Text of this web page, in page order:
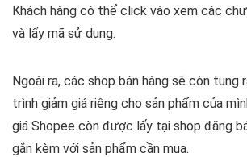
Khách hàng có thể click vào xem các
và lấy mã sử dụng.
Ngoài ra, các shop bán hàng sẽ còn tung
trình giảm giá riêng cho sản phẩm của
giá Shopee còn được lấy tại shop đăng
gắn kèm với sản phẩm cần mua.